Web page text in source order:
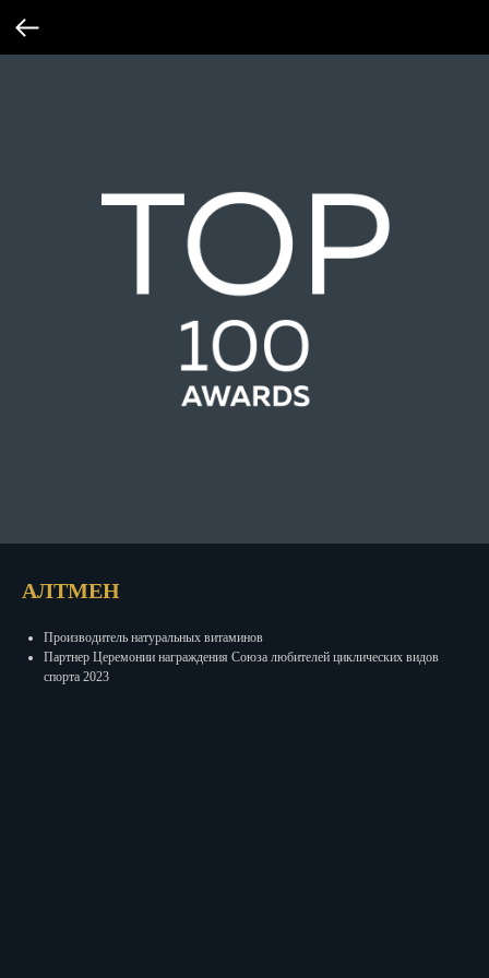
АЛТМЕН
Производитель натуральных витаминов
Партнер Церемонии награждения Союза любителей циклических видов
спорта 2023